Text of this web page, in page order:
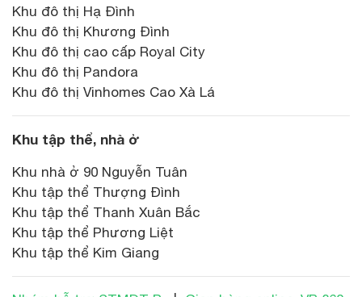
Khu đô thị Hạ Đình
Khu đô thị Khương Đình
Khu đô thị cao cấp Royal City
Khu đô thị Pandora
Khu đô thị Vinhomes Cao Xà Lá
Khu tập thể, nhà ở
Khu nhà ở 90 Nguyễn Tuân
Khu tập thể Thượng Đình
Khu tập thể Thanh Xuân Bắc
Khu tập thể Phương Liệt
Khu tập thể Kim Giang